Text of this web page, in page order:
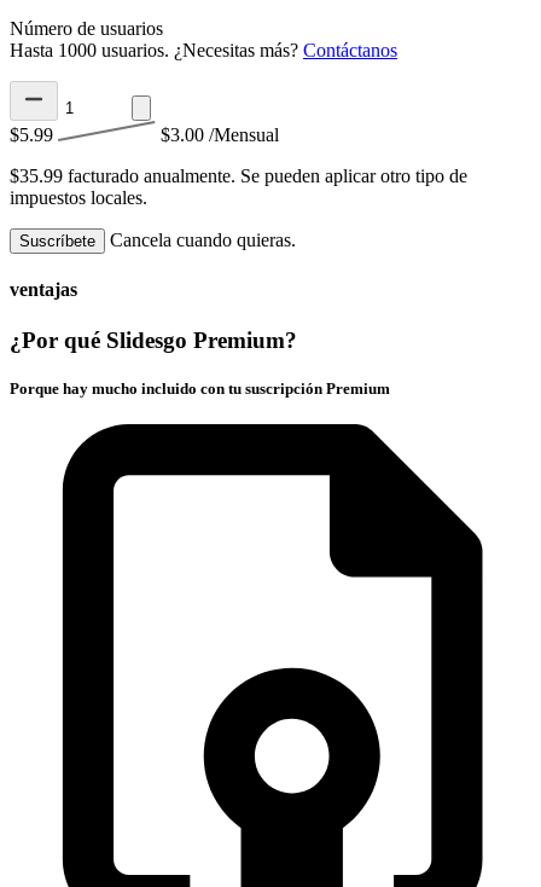
Número de usuarios
Hasta 1000 usuarios. ¿Necesitas más? Contáctanos
$5.99 $3.00 /Mensual
$35.99 facturado anualmente. Se pueden aplicar otro tipo de
impuestos locales.
Suscríbete Cancela cuando quieras.
ventajas
¿Por qué Slidesgo Premium?
Porque hay mucho incluido con tu suscripción Premium